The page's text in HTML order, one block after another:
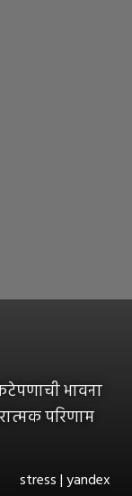
भावना
परिणाम
stress | yandex